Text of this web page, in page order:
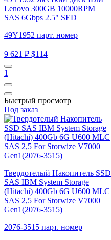
Lenovo 300GB 10000RPM
SAS 6Gbps 2.5" SED
49Y1952 парт. номер
9 621 ₽ $114
1
Быстрый просмотр
Под заказ
Твердотелый Накопитель SSD
SAS IBM System Storage
(Hitachi) 400Gb 6G U600 MLC
SAS 2,5 For Storwize V7000
Gen1(2076-3515)
2076-3515 парт. номер